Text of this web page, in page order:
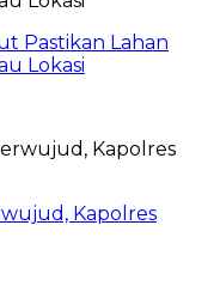
Pastikan Lahan
Lokasi
Kapolres